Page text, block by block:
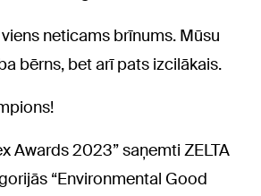
neticams brīnums. Mūsu
bērns, bet arī pats izcilākais.
Awards 2023” saņemti ZELTA
“Environmental Good